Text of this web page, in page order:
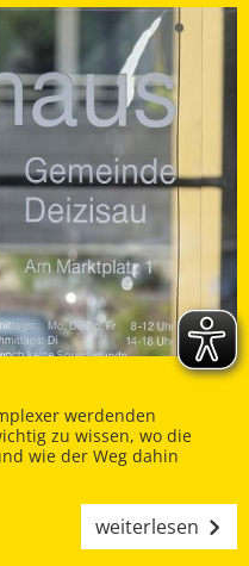
werdenden
zu wissen, wo die
wie der Weg dahin
weiterlesen